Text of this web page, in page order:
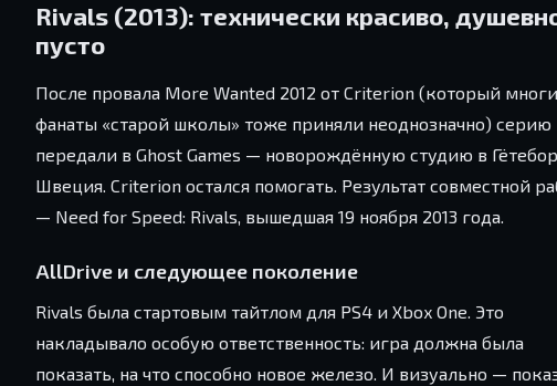
Rivals (2013): технически красиво,
пусто
После провала More Wanted 2012 от Criterion (который
фанаты «старой школы» тоже приняли неоднозначно) серию
передали в Ghost Games — новорождённую студию в
Швеция. Criterion остался помогать. Результат совместной
— Need for Speed: Rivals, вышедшая 19 ноября 2013 года.
AllDrive и следующее поколение
Rivals была стартовым тайтлом для PS4 и Xbox One. Это
накладывало особую ответственность: игра должна была
показать, на что способно новое железо. И визуально —